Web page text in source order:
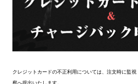
クレジットカードの不正利用については、注文時に監